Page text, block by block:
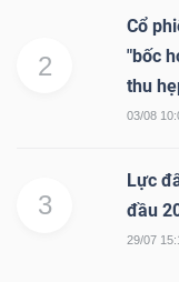
2
Cổ
"bốc
thu
03/08
3
Lực
đầu
29/07
BẤT
chứng